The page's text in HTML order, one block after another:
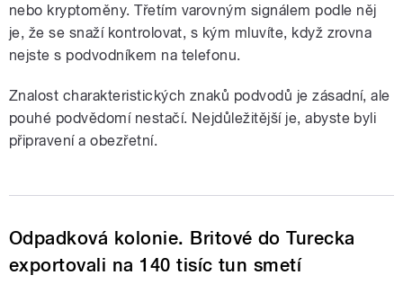
nebo kryptoměny. Třetím varovným signálem podle něj
je, že se snaží kontrolovat, s kým mluvíte, když zrovna
nejste s podvodníkem na telefonu.
Znalost charakteristických znaků podvodů je zásadní, ale
pouhé podvědomí nestačí. Nejdůležitější je, abyste byli
připravení a obezřetní.
Odpadková kolonie. Britové do Turecka
exportovali na 140 tisíc tun smetí